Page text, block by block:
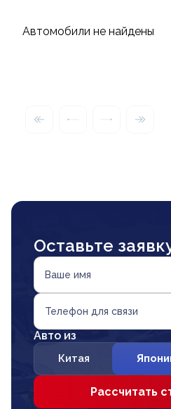
Автомобили не найдены
Оставьте
Ваше имя
Телефон для связи
Авто из
Китая
Рассчитать